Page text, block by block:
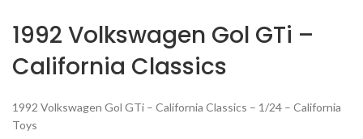
1992 Volkswagen Gol GTi –
California Classics
1992 Volkswagen Gol GTi – California Classics – 1/24 – California
Toys